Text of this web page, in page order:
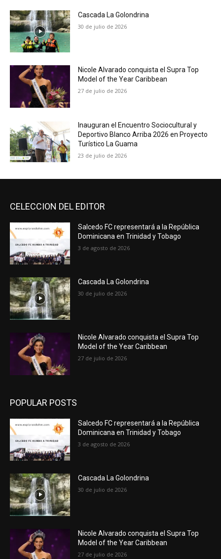
Cascada La Golondrina
30 de julio de 2026
Nicole Alvarado conquista el Supra Top
Model of the Year Caribbean
27 de julio de 2026
Inauguran el Encuentro Sociocultural y
Deportivo Blanco Arriba 2026 en Proyecto
Turístico La Guama
23 de julio de 2026
CELECCION DEL EDITOR
Salcedo FC representará a la República
Dominicana en Trinidad y Tobago
3 de agosto de 2026
Cascada La Golondrina
30 de julio de 2026
Nicole Alvarado conquista el Supra Top
Model of the Year Caribbean
27 de julio de 2026
POPULAR POSTS
Salcedo FC representará a la República
Dominicana en Trinidad y Tobago
3 de agosto de 2026
Cascada La Golondrina
30 de julio de 2026
Nicole Alvarado conquista el Supra Top
Model of the Year Caribbean
27 de julio de 2026